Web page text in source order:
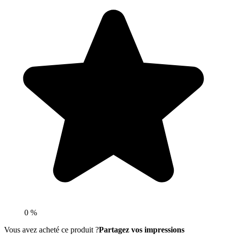
0 %
Vous avez acheté ce produit ?Partagez vos impressions